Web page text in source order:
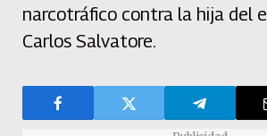
narcotráfico contra la hija del
Carlos Salvatore.